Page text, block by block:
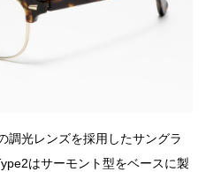
調光レンズを採用したサングラ
はサーモント型をベースに製